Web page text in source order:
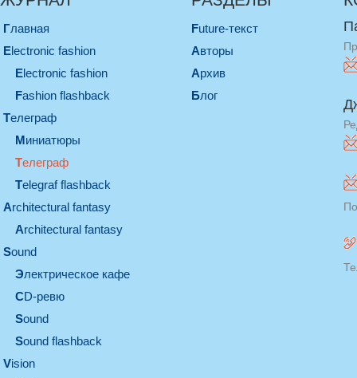
Главная
electronic fashion
electronic fashion
Fashion flashback
телеграф
миниатюры
телеграф
Telegraf flashback
architectural fantasy
architectural fantasy
sound
электрическое кафе
CD-ревю
sound
Sound flashback
vision
Future-текст
Авторы
Архив
Блог